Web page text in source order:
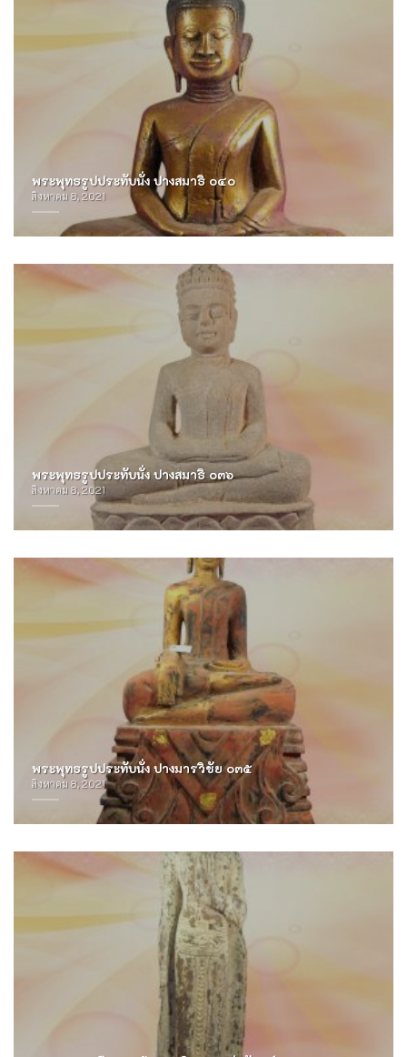
พระพุทธรูปประทับนั่ง ปางสมาธิ ๐๔๐
สิงหาคม 8, 2021
พระพุทธรูปประทับนั่ง ปางสมาธิ ๐๓๖
สิงหาคม 8, 2021
พระพุทธรูปประทับนั่ง ปางมารวิชัย ๐๓๕
สิงหาคม 8, 2021